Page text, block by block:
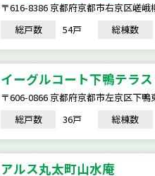
〒616-8386 京都府京都市右京区嵯峨
総戸数
54戸 総棟数
イーグルコート下鴨テラス
〒606-0866 京都府京都市左京区下
総戸数
36戸 総棟数
アルス丸太町山水庵